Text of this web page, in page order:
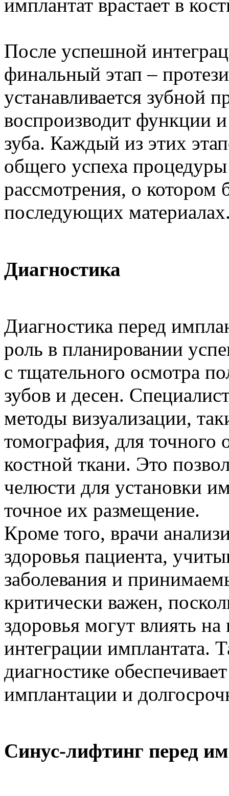
имплантат врастает в
После успешной
финальный этап –
устанавливается зубной
воспроизводит функции
зуба. Каждый из этих
общего успеха процедуры
рассмотрения, о котором
последующих
Диагностика
Диагностика перед
роль в планировании
с тщательного осмотра
зубов и десен.
методы визуализации,
томография, для точного
костной ткани. Это
челюсти для установки
точное их размещение.
Кроме того, врачи
здоровья пациента,
заболевания и
критически важен,
здоровья могут влиять
интеграции имплантата.
диагностике
имплантации и
Синус-лифтинг перед